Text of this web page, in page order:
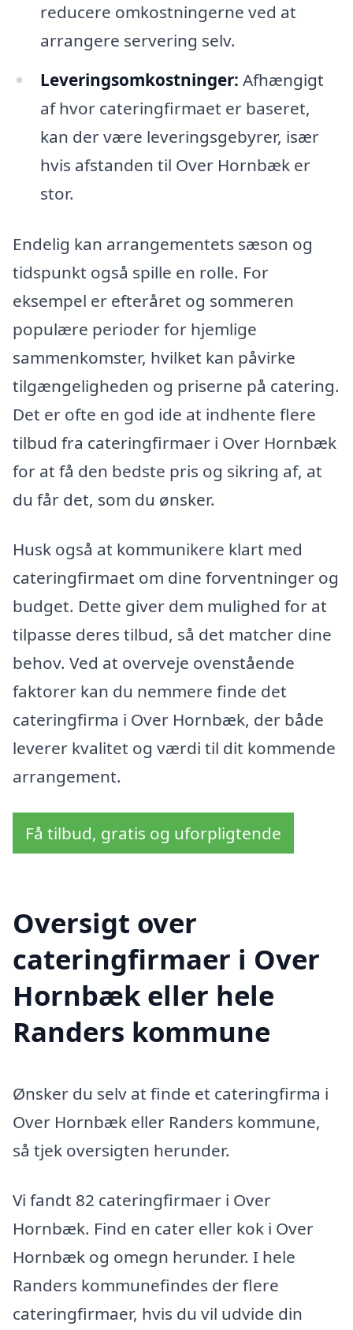
reducere omkostningerne ved at
arrangere servering selv.
Leveringsomkostninger: Afhængigt
af hvor cateringfirmaet er baseret,
kan der være leveringsgebyrer, især
hvis afstanden til Over Hornbæk er
stor.
Endelig kan arrangementets sæson og
tidspunkt også spille en rolle. For
eksempel er efteråret og sommeren
populære perioder for hjemlige
sammenkomster, hvilket kan påvirke
tilgængeligheden og priserne på catering.
Det er ofte en god ide at indhente flere
tilbud fra cateringfirmaer i Over Hornbæk
for at få den bedste pris og sikring af, at
du får det, som du ønsker.
Husk også at kommunikere klart med
cateringfirmaet om dine forventninger og
budget. Dette giver dem mulighed for at
tilpasse deres tilbud, så det matcher dine
behov. Ved at overveje ovenstående
faktorer kan du nemmere finde det
cateringfirma i Over Hornbæk, der både
leverer kvalitet og værdi til dit kommende
arrangement.
Få tilbud, gratis og uforpligtende
Oversigt over
cateringfirmaer i Over
Hornbæk eller hele
Randers kommune
Ønsker du selv at finde et cateringfirma i
Over Hornbæk eller Randers kommune,
så tjek oversigten herunder.
Vi fandt 82 cateringfirmaer i Over
Hornbæk. Find en cater eller kok i Over
Hornbæk og omegn herunder. I hele
Randers kommunefindes der flere
cateringfirmaer, hvis du vil udvide din